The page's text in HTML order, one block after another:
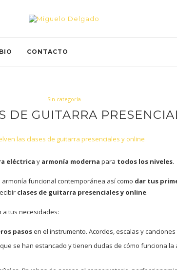
BIO CONTACTO
Sin categoría
DE GUITARRA
eléctrica y armonía moderna para todos los niveles.
funcional contemporánea así como dar tus
clases de guitarra presenciales y online.
tus necesidades:
pasosen el instrumento. Acordes, escalas y
se han estancado y tienen dudas de cómo funciona